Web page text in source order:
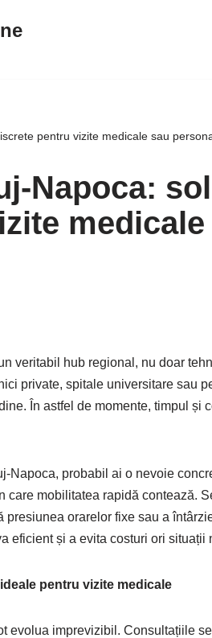
pentru vizite medicale sau
Napoca:
medicale
veritabil hub regional, nu doar
private, spitale universitare sau
În astfel de momente, timpul și
Napoca, probabil ai o nevoie
mobilitatea rapidă contează.
orarelor fixe sau a
eficient și a evita costuri ori situații
pentru vizite medicale
evolua imprevizibil. Consultațiile